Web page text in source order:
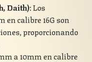
Daith): Los
en calibre 16G son
proporcionando
a 10mm en calibre